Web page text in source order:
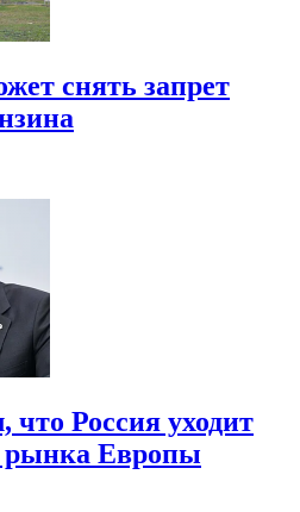
снять запрет
что Россия уходит
рынка Европы